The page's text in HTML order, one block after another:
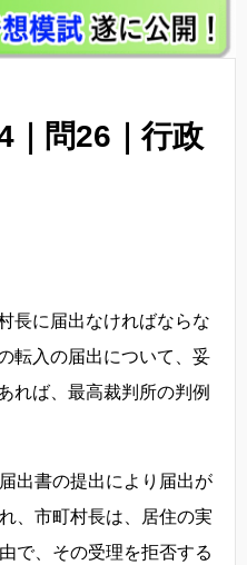
｜問26｜行政
長に届出なければならな
転入の届出について、妥
れば、最高裁判所の判例
出書の提出により届出が
、市町村長は、居住の実
で、その受理を拒否する